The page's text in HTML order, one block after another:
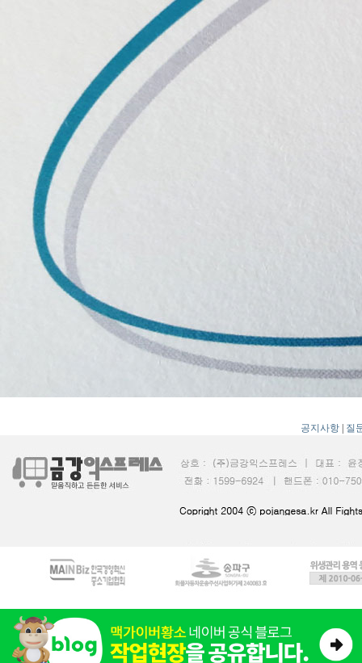
공지사항 | 질